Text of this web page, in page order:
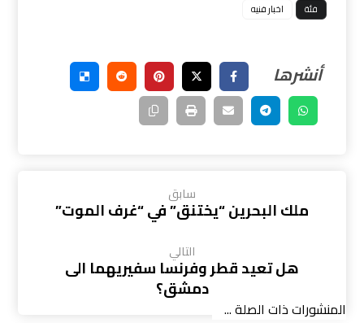
فئة
اخبار فنيه
سابق
ملك البحرين “يختنق” في “غرف الموت”
التالي
هل تعيد قطر وفرنسا سفيريهما الى
دمشق؟
المنشورات ذات الصلة ...